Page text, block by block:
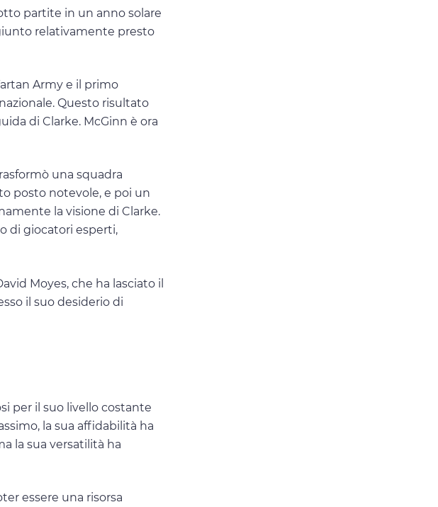
partite in un anno solare
relativamente presto
Army e il primo
Questo risultato
di Clarke. McGinn è ora
una squadra
posto notevole, e poi un
la visione di Clarke.
di giocatori esperti,
Moyes, che ha lasciato il
il suo desiderio di
per il suo livello costante
la sua affidabilità ha
la sua versatilità ha
essere una risorsa